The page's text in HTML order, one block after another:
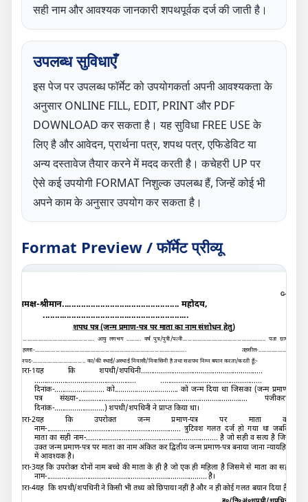
सही नाम और आवश्यक जानकारी शपथपूर्वक दर्ज की जाती है।
उपलब्ध सुविधाएँ
इस पेज पर उपलब्ध फॉर्मेट को उपयोगकर्ता अपनी आवश्यकता के
अनुसार ONLINE FILL, EDIT, PRINT और PDF
DOWNLOAD कर सकता है। यह सुविधा FREE USE के
लिए है और आवेदन, प्रार्थना पत्र, शपथ पत्र, एफिडेविट या
अन्य दस्तावेज तैयार करने में मदद करती है। कचेहरी UP पर
ऐसे कई उपयोगी FORMAT निशुल्क उपलब्ध हैं, जिन्हें कोई भी
अपने काम के अनुसार उपयोग कर सकता है।
Format Preview / फॉर्मेट प्रीव्यू
G-C
समक्ष-श्रीमान................................................. महोदय,
.............................................................
शपथ पत्र (जन्म प्रमाण-पत्र पर माता का नाम संशोधन हेतु)
मैं.............................................. आयु लगभग ......... वर्ष पुत्र/पुत्री/पत्नी.................................................... पता ग्राम/
मोहल्ला-............................................................................................... तहसील-....................
जनपद-................................. का/की स्थाई/अस्थाई निवासी/निवासिनी है तथा सशपथ निम्न बयान करता/करती हूँ:-
धारा-1यह कि शपथी/शपथिनी.............................................................
................................................... ...................................................
दिनांक-......................... को................................ को जन्म दिया था जिसका (जन्म प्रमाण-
पत्र संख्या-..................................................................................... पंजीकरण
दिनांक-.........................) शपथी/शपथिनी ने प्राप्त किया था।
धारा-2यह कि उपरोक्त जन्म प्रमाण-पत्र पर माता का
नाम-................................................................... त्रुटिवश गलत दर्ज हो गया था जबकि
माता का सही नाम-.................................................................. है जो सही व सत्य है जिसे
उक्त जन्म प्रमाण-पत्र पर माता का नाम अंकित कर द्वितीय जन्म प्रमाण-पत्र बनाया जाना न्यायहित
में आवश्यक है।
धारा-3यह कि उपरोक्त दोनों नाम बच्चे की माता के ही है जो एक ही महिला है जिसमे से माता का सही
नाम-................................................................................ है।
धारा-4यह कि शपथी/शपथिनी ने किसी भी तथ्य को छिपाया नहीं है और न ही कोई गलत बयान दिया है।